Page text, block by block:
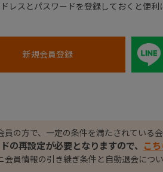
レスとパスワードを登録しておくと便利
員の方で、一定の条件を満たされている
の再設定が必要となりますので、 こ
会員情報の引き継ぎ条件と自動退会につ